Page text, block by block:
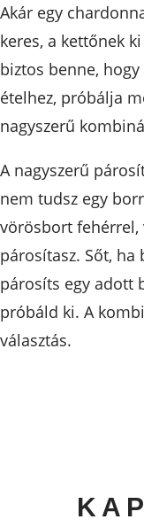
Akár egy
keres, a kettőnek
biztos benne,
ételhez, próbálja
nagyszerű
A nagyszerű
nem tudsz egy
vörösbort fehérrel,
párosítasz. Sőt, ha
párosíts egy adott
próbáld ki. A
választás.